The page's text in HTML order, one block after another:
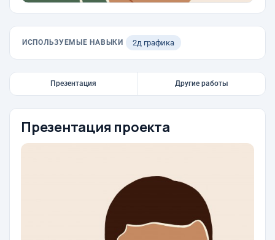
ИСПОЛЬЗУЕМЫЕ НАВЫКИ 2д графика
Презентация Другие работы
Презентация проекта